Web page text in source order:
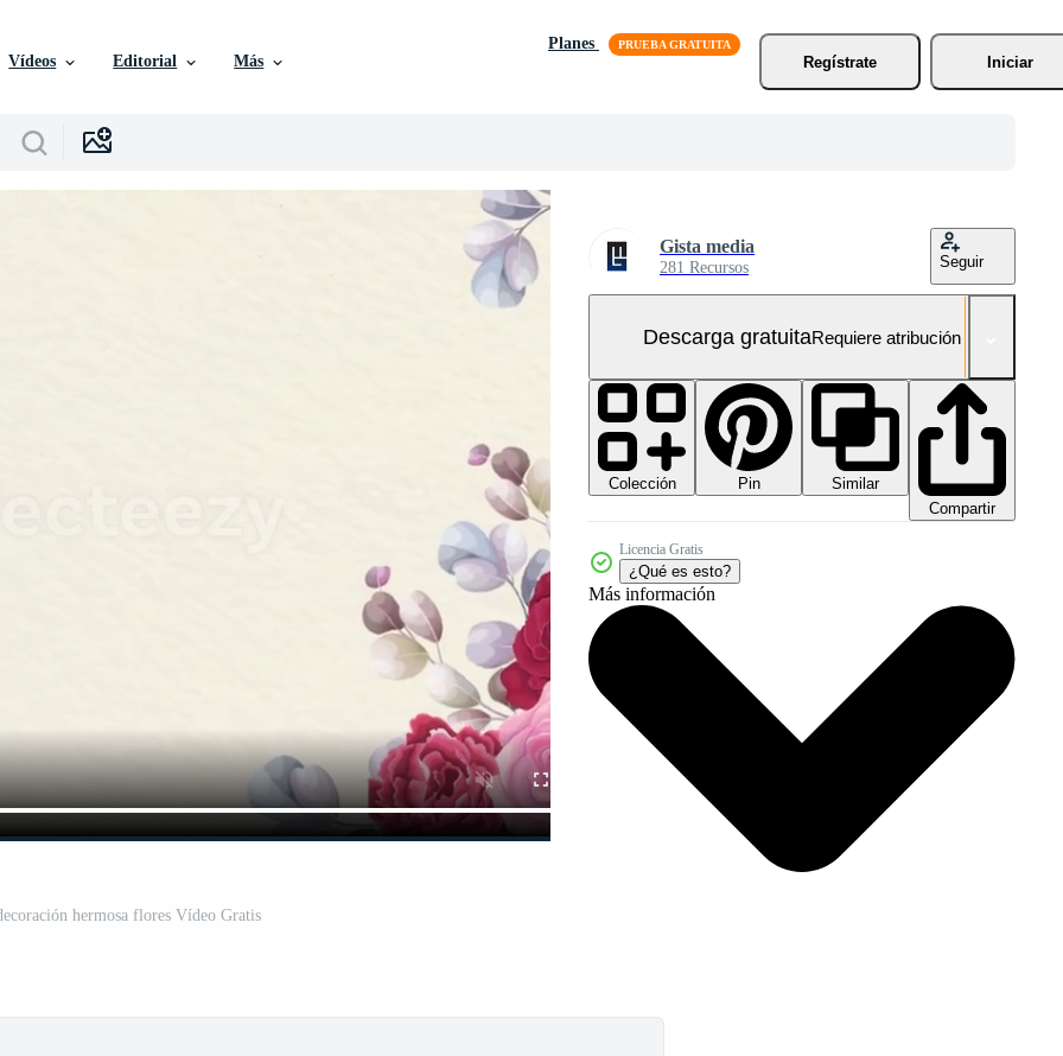
Vídeos Editorial Más
Planes
Regístrate
Iniciar
hermosa flores Vídeo Gratis
Gista media
281 Recursos Seguir
Descarga gratuitaRequiere atribución
Colección Pin
Similar
Compartir
Licencia Gratis
¿Qué es esto?
Más información